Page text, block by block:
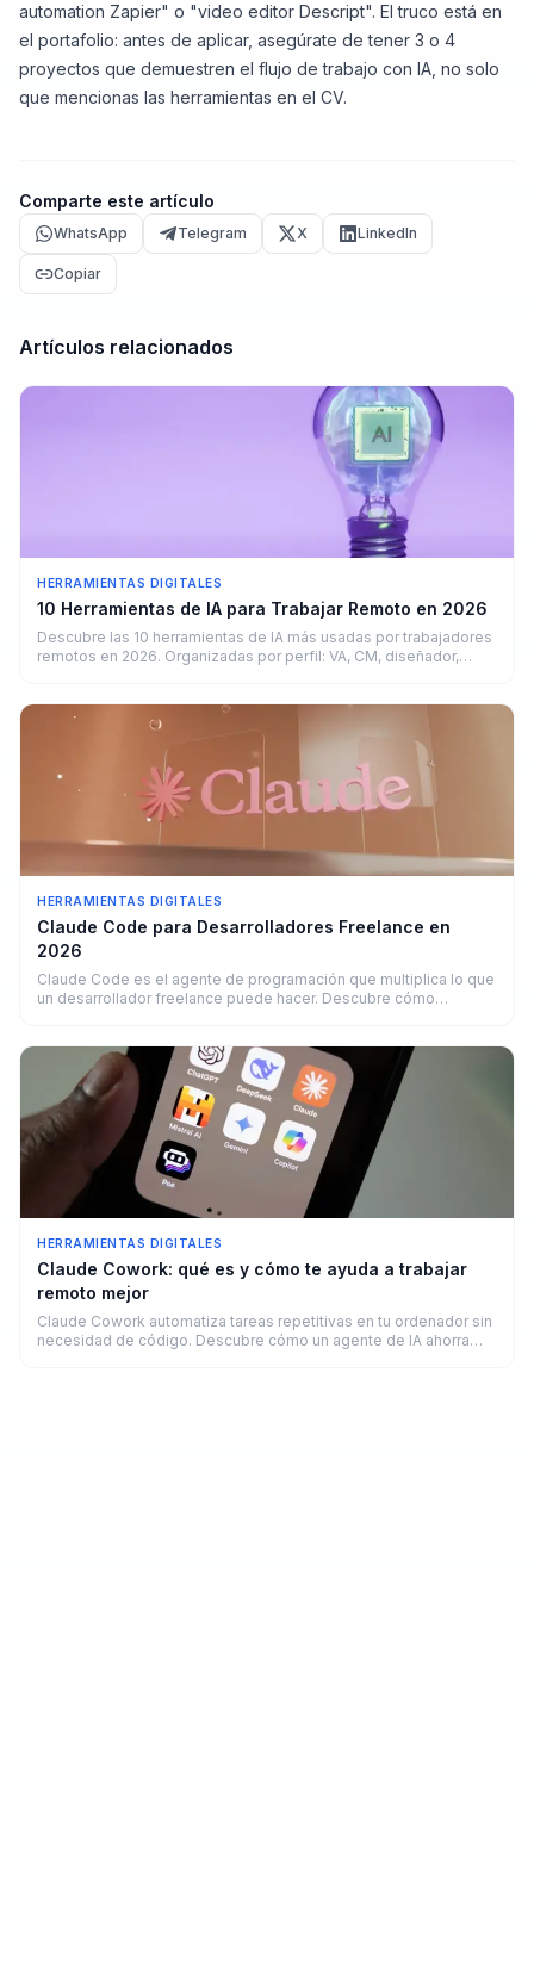
automation Zapier" o "video editor Descript". El truco está en
el portafolio: antes de aplicar, asegúrate de tener 3 o 4
proyectos que demuestren el flujo de trabajo con IA, no solo
que mencionas las herramientas en el CV.
Comparte este artículo
WhatsApp Telegram X LinkedIn
Copiar
Artículos relacionados
HERRAMIENTAS DIGITALES
10 Herramientas de IA para Trabajar Remoto en 2026
Descubre las 10 herramientas de IA más usadas por trabajadores
remotos en 2026. Organizadas por perfil: VA, CM, diseñador,
HERRAMIENTAS DIGITALES
Claude Code para Desarrolladores Freelance en
2026
Claude Code es el agente de programación que multiplica lo que
un desarrollador freelance puede hacer. Descubre cómo
HERRAMIENTAS DIGITALES
Claude Cowork: qué es y cómo te ayuda a trabajar
remoto mejor
Claude Cowork automatiza tareas repetitivas en tu ordenador sin
necesidad de código. Descubre cómo un agente de IA ahorra